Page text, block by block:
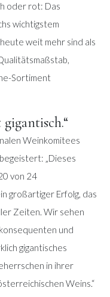
oder rot: Das
wichtigstem
weit mehr sind als
Sortiment
Weinkomitees
„Dieses
von 24
großartiger Erfolg, das
Zeiten. Wir sehen
und
gigantisches
in ihrer
Weins.“